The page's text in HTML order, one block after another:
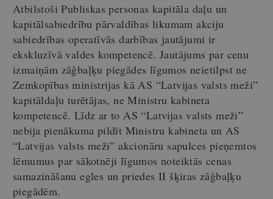
Atbilstoši Publiskas personas kapitāla daļu un
kapitālsabiedrību pārvaldības likumam akciju
sabiedrības operatīvās darbības jautājumi ir
ekskluzīvā valdes kompetencē. Jautājums par cenu
izmaiņām zāģbaļķu piegādes līgumos neietilpst ne
Zemkopības ministrijas kā AS “Latvijas valsts meži”
kapitāldaļu turētājas, ne Ministru kabineta
kompetencē. Līdz ar to AS “Latvijas valsts meži”
nebija pienākuma pildīt Ministru kabineta un AS
“Latvijas valsts meži” akcionāru sapulces pieņemtos
lēmumus par sākotnēji līgumos noteiktās cenas
samazināšanu egles un priedes II šķiras zāģbaļķu
piegādēm.